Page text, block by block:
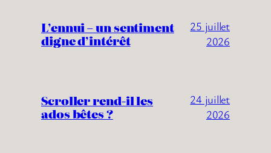
L’ennui – un sentiment
digne d’intérêt
25 juillet
2026
Scroller rend-il les
ados bêtes ?
24 juillet
2026